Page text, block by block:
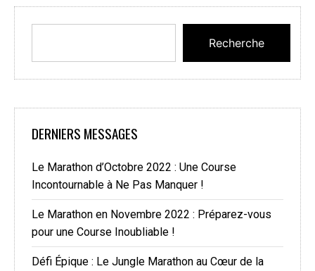
Recherche
DERNIERS MESSAGES
Le Marathon d’Octobre 2022 : Une Course
Incontournable à Ne Pas Manquer !
Le Marathon en Novembre 2022 : Préparez-vous
pour une Course Inoubliable !
Défi Épique : Le Jungle Marathon au Cœur de la